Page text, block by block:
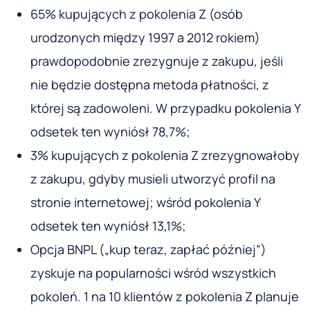
65% kupujących z pokolenia Z (osób
urodzonych między 1997 a 2012 rokiem)
prawdopodobnie zrezygnuje z zakupu, jeśli
nie będzie dostępna metoda płatności, z
której są zadowoleni. W przypadku pokolenia Y
odsetek ten wyniósł 78,7%;
3% kupujących z pokolenia Z zrezygnowałoby
z zakupu, gdyby musieli utworzyć profil na
stronie internetowej; wśród pokolenia Y
odsetek ten wyniósł 13,1%;
Opcja BNPL („kup teraz, zapłać później”)
zyskuje na popularności wśród wszystkich
pokoleń. 1 na 10 klientów z pokolenia Z planuje